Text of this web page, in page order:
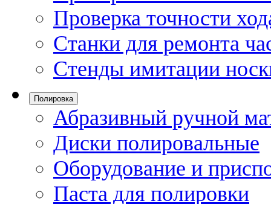
Проверка точности
Станки для ремонта
Стенды имитации
Полировка
Абразивный ручной
Диски полировальные
Оборудование и
Паста для полировки